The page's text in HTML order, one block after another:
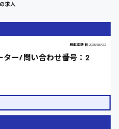
求人
掲載更新日 2026/06/23
ター/問い合わせ番号：2